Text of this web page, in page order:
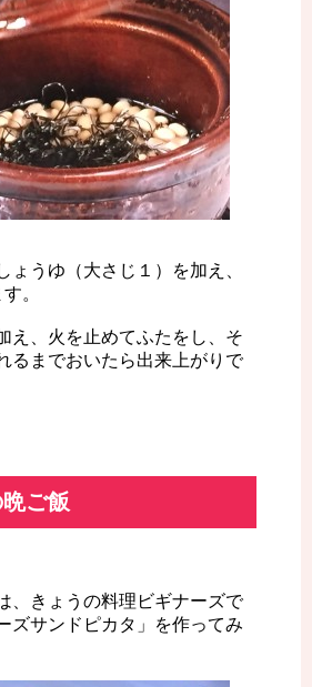
ょうゆ（大さじ１）を加え、
。
え、火を止めてふたをし、そ
るまでおいたら出来上がりで
ご飯
、きょうの料理ビギナーズで
ズサンドピカタ」を作ってみ